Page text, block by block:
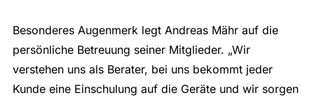
Besonderes Augenmerk legt Andreas Mähr auf die
persönliche Betreuung seiner Mitglieder. „Wir
verstehen uns als Berater, bei uns bekommt jeder
Kunde eine Einschulung auf die Geräte und wir sorgen